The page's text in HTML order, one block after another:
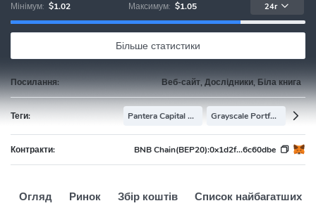
Мінімум: $1.02 Максимум: $1.05 24г
Більше статистики
Посилання: Веб-сайт, Дослідники, Біла книга
Теги: Pantera Capital Portfolio Grayscale Portfolio
Контракти: BNB Chain(BEP20):0x1d2f...6c60dbe
Огляд Ринок Збір коштів Список найбагатших